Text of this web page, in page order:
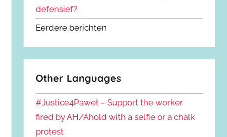
defensief?
Eerdere berichten
Other Languages
#Justice4Paweł – Support the worker
fired by AH/Ahold with a selfie or a chalk
protest